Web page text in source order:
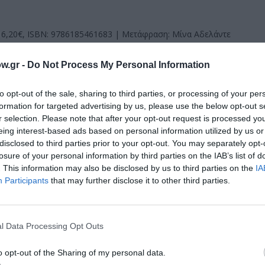
- Do Not Process My Personal Information
opt-out of the sale, sharing to third parties, or processing of your
for targeted advertising by us, please use the below opt-out
selection. Please note that after your opt-out request is processed
interest-based ads based on personal information utilized by us
to third parties prior to your opt-out. You may separately
of your personal information by third parties on the IAB’s list of
This information may also be disclosed by us to third parties on the
Participants that may further disclose it to other third parties.
Data Processing Opt Outs
opt-out of the Sharing of my personal data.
16,20€, ISBN: 9786185461683 | Μετάφραση: Μίνα Αδελάντε
πρώτοι όλες τις ειδήσεις
στοCulturenow.gr
Δες
ΠΕΖΟΓΡΑΦΙΑ
και τον Πολιτισμό!